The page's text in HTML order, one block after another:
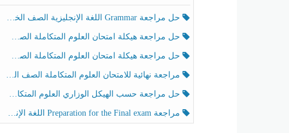
حل مراجعة Grammar اللغة الإنجليزية الصف الخامس الفصل الثالث
حل مراجعة هيكلة امتحان العلوم المتكاملة الصف الخامس انسبير الفصل الثالث
حل مراجعة هيكلة امتحان العلوم المتكاملة الصف الخامس عام الفصل الثالث
مراجعة نهائية للامتحان العلوم المتكاملة الصف الخامس انسبير الفصل الثالث
حل مراجعة حسب الهيكل الوزاري العلوم المتكاملة الصف الخامس عام الفصل الثالث
مراجعة Preparation for the Final exam اللغة الإنجليزية الصف الرابع الفصل الثالث